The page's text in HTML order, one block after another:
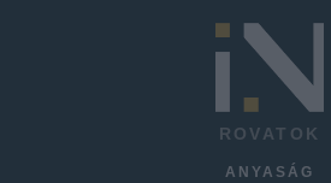
ROVATOK
ANYASÁG